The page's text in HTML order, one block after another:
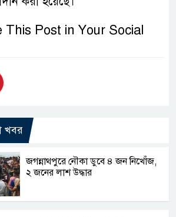
This Post in Your Social
খবর
জগন্নাথপুরে নৌকা ডুবে ৪ জন নিখোঁজ,
২ জনের লাশ উদ্ধার